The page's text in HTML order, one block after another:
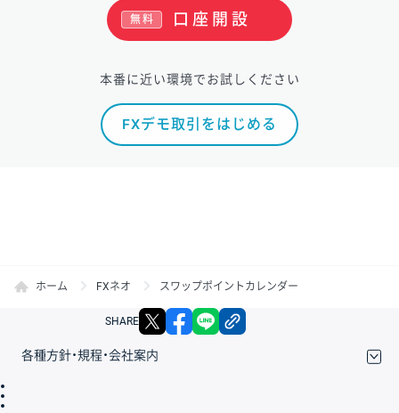
口座開設
無料
本番に近い環境でお試しください
FXデモ取引をはじめる
ホーム FXネオ スワップポイントカレンダー
SHARE X facebook
各種方針・規程・会社案内